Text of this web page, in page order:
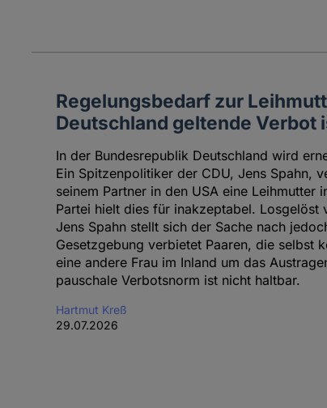
Regelungsbedarf zur
Deutschland geltende Verbot
In der Bundesrepublik Deutschland wird
Ein Spitzenpolitiker der CDU, Jens Spahn,
seinem Partner in den USA eine Leihmutter
Partei hielt dies für inakzeptabel.
Jens Spahn stellt sich der Sache nach
Gesetzgebung verbietet Paaren, die selbst
eine andere Frau im Inland um das
pauschale Verbotsnorm ist nicht haltbar.
Hartmut Kreß
29.07.2026